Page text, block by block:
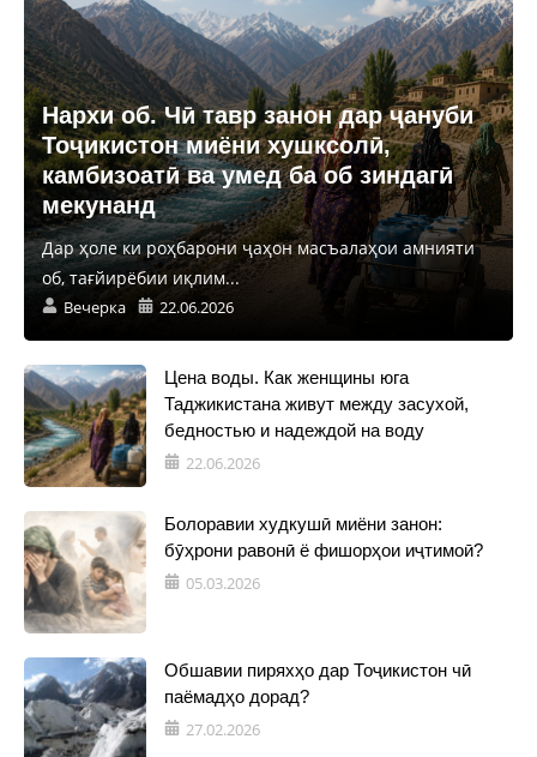
Нархи об. Чӣ тавр занон дар ҷануби
Тоҷикистон миёни хушксолӣ,
камбизоатӣ ва умед ба об зиндагӣ
мекунанд
Дар ҳоле ки роҳбарони ҷаҳон масъалаҳои амнияти
об, тағйирёбии иқлим...
Вечерка 22.06.2026
Цена воды. Как женщины юга
Таджикистана живут между засухой,
бедностью и надеждой на воду
22.06.2026
Болоравии худкушӣ миёни занон:
бӯҳрони равонӣ ё фишорҳои иҷтимоӣ?
05.03.2026
Обшавии пиряхҳо дар Тоҷикистон чӣ
паёмадҳо дорад?
27.02.2026